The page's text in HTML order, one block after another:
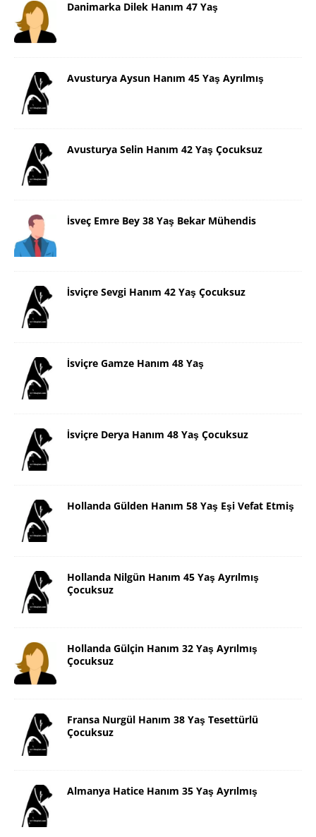
Danimarka Dilek Hanım 47 Yaş
Avusturya Aysun Hanım 45 Yaş Ayrılmış
Avusturya Selin Hanım 42 Yaş Çocuksuz
İsveç Emre Bey 38 Yaş Bekar Mühendis
İsviçre Sevgi Hanım 42 Yaş Çocuksuz
İsviçre Gamze Hanım 48 Yaş
İsviçre Derya Hanım 48 Yaş Çocuksuz
Hollanda Gülden Hanım 58 Yaş Eşi Vefat Etmiş
Hollanda Nilgün Hanım 45 Yaş Ayrılmış
Çocuksuz
Hollanda Gülçin Hanım 32 Yaş Ayrılmış
Çocuksuz
Fransa Nurgül Hanım 38 Yaş Tesettürlü
Çocuksuz
Almanya Hatice Hanım 35 Yaş Ayrılmış